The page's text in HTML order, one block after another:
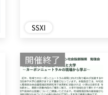
SSXI
開催終了